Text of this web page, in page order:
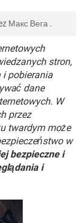
Макс Вега .
stron,
i pobierania
dane
W
przez
twardym może
w
bezpieczne i
i